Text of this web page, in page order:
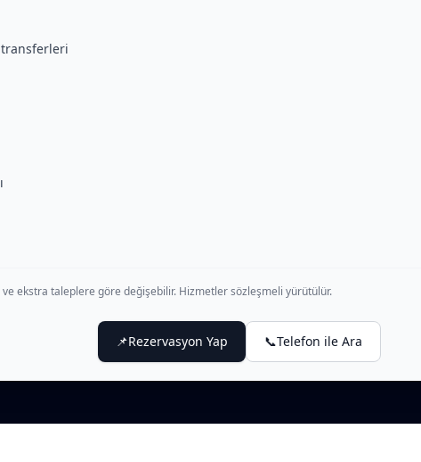
transferleri
ekstra taleplere göre değişebilir. Hizmetler sözleşmeli yürütülür.
📌Rezervasyon Yap 📞Telefon ile Ara